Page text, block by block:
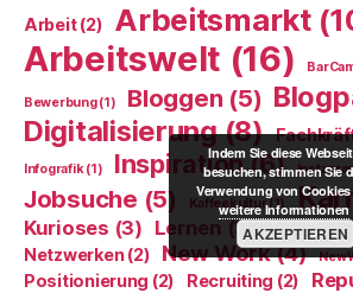
Arbeit(2) Arbeitsmarkt
Arbeitswelt (16)
Bewerbung(1) Bloggen(5)
Digitalisierung(8)
Infografik(1) Inspiration(6)
Jobsuche (5) Kaffeekultur(1)
Kurioses (3) Lernen(3) LinkedIn
Netzwerken(2) New Work(4)
Positionierung (2) Recruiting (2)
Indem Sie diese
besuchen, stimmen Sie
Verwendung von
weitere Informationen
AKZEPTIEREN